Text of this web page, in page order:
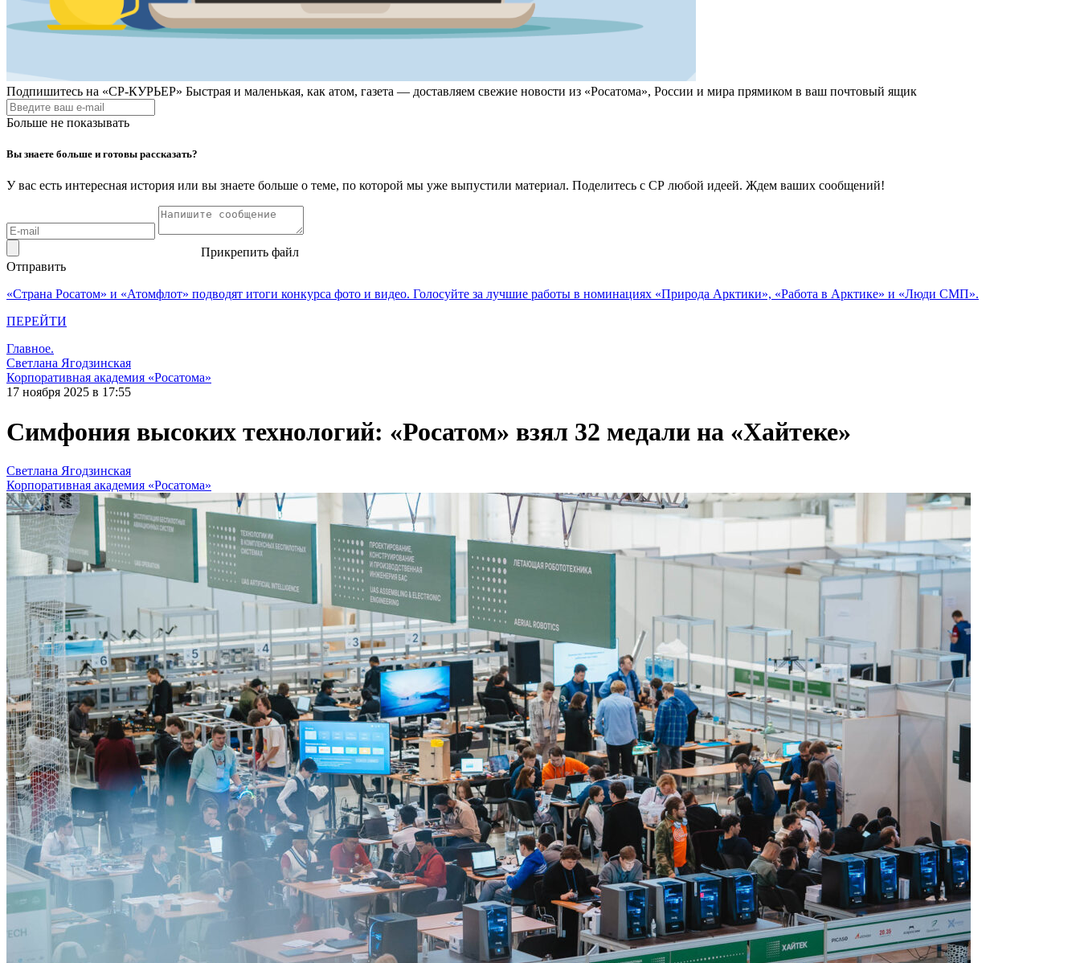
Подпишитесь на «СР-КУРЬЕР» Быстрая и маленькая, как атом, газета — доставляем свежие новости из «Росатома», России и мира прямиком в ваш почтовый ящик
Больше не показывать
Вы знаете больше и готовы рассказать?
У вас есть интересная история или вы знаете больше о теме, по которой мы уже выпустили материал. Поделитесь с СР любой идеей. Ждем ваших сообщений!
Прикрепить файл
Отправить
«Страна Росатом» и «Атомфлот» подводят итоги конкурса фото и видео. Голосуйте за лучшие работы в номинациях «Природа Арктики», «Работа в Арктике» и «Люди СМП».
ПЕРЕЙТИ
Главное.
Светлана Ягодзинская
Корпоративная академия «Росатома»
17 ноября 2025 в 17:55
Симфония высоких технологий: «Росатом» взял 32 медали на «Хайтеке»
Светлана Ягодзинская
Корпоративная академия «Росатома»